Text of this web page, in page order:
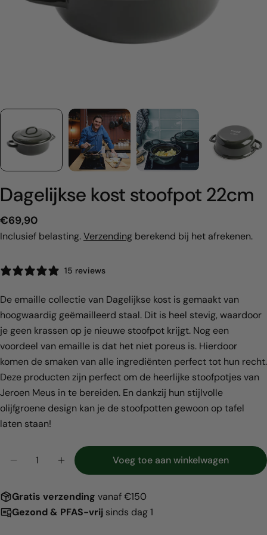
Dagelijkse kost stoofpot 22cm
Normale
prijs
€69,90
Inclusief belasting.Verzending berekend bij het afrekenen.
15 reviews
De emaille collectie van Dagelijkse kost is gemaakt van
hoogwaardig geëmailleerd staal. Dit is heel stevig, waardoor
je geen krassen op je nieuwe stoofpot krijgt. Nog een
voordeel van emaille is dat het niet poreus is. Hierdoor
komen de smaken van alle ingrediënten perfect tot hun recht.
Deze producten zijn perfect om de heerlijke stoofpotjes van
Jeroen Meus in te bereiden. En dankzij hun stijlvolle
olijfgroene design kan je de stoofpotten gewoon op tafel
laten staan!
Aantal verlagen voor Dagelijkse kost stoofpot
Verhoog het aantal voor Dagelijkse kost
Voeg toe aan winkelwagen
Gratis verzending vanaf €150
Gezond & PFAS-vrij sinds dag 1
Deel dit product
Kopiëren